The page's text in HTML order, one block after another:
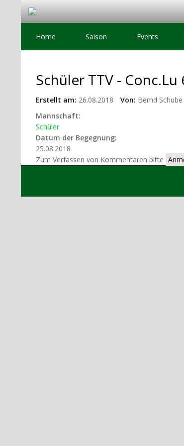
Home Saison Events
Schüler TTV -
Erstellt am: 26.08.2018 Von: Bernd Schube
Mannschaft:
Schüler
Datum der Begegnung:
25.08.2018
Zum Verfassen von Kommentaren bitte